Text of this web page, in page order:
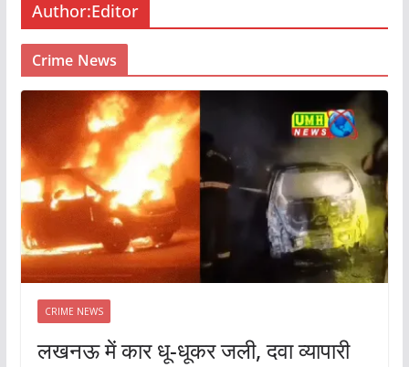
Author:Editor
Crime News
CRIME NEWS
लखनऊ में कार धू-धूकर जली, दवा व्यापारी